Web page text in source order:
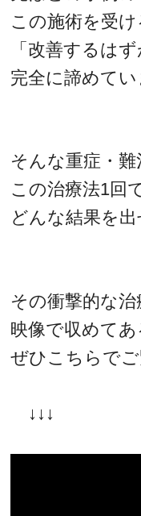
この施術を受け
「改善するは
完全に諦めて
そんな重症・難
この治療法1回
どんな結果を
その衝撃的な治
映像で収めてあ
ぜひこちらでご
↓↓↓